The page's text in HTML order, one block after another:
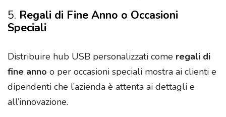
5. Regali di Fine Anno o Occasioni
Speciali
Distribuire hub USB personalizzati come regali di
fine anno o per occasioni speciali mostra ai clienti e
dipendenti che l’azienda è attenta ai dettagli e
all’innovazione.